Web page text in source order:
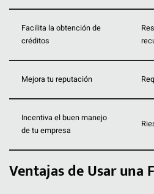
Facilita la obtención de
créditos
Mejora tu reputación
Incentiva el buen manejo
de tu empresa
Ventajas de Usar una